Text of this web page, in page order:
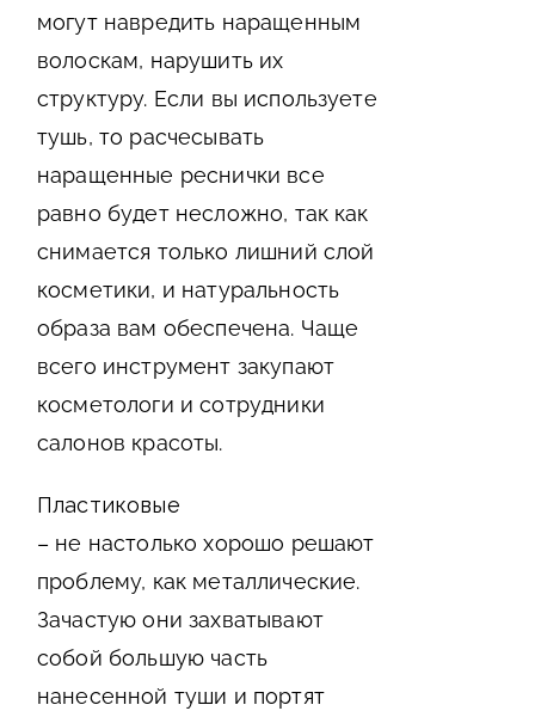
могут навредить наращенным
волоскам, нарушить их
структуру. Если вы используете
тушь, то расчесывать
наращенные реснички все
равно будет несложно, так как
снимается только лишний слой
косметики, и натуральность
образа вам обеспечена. Чаще
всего инструмент закупают
косметологи и сотрудники
салонов красоты.
Пластиковые
– не настолько хорошо решают
проблему, как металлические.
Зачастую они захватывают
собой большую часть
нанесенной туши и портят